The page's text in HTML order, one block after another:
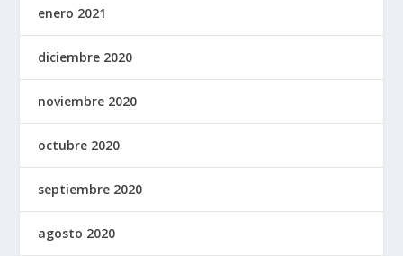
enero 2021
diciembre 2020
noviembre 2020
octubre 2020
septiembre 2020
agosto 2020